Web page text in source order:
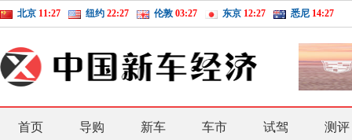
北京 11:27 纽约 22:27 伦敦 03:27 东京 12:27 悉尼 14:27
首页 导购 新车 车市 试驾 测评